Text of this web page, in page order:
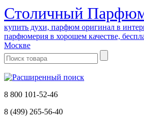
Cтоличный
купить духи, парфюм оригинал в
парфюмерия в хорошем качестве,
Москве
8 800 101-52-46
8 (499) 265-56-40